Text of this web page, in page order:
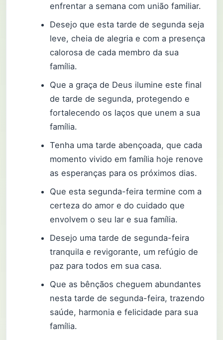
enfrentar a semana com união familiar.
Desejo que esta tarde de segunda seja
leve, cheia de alegria e com a presença
calorosa de cada membro da sua
família.
Que a graça de Deus ilumine este final
de tarde de segunda, protegendo e
fortalecendo os laços que unem a sua
família.
Tenha uma tarde abençoada, que cada
momento vivido em família hoje renove
as esperanças para os próximos dias.
Que esta segunda-feira termine com a
certeza do amor e do cuidado que
envolvem o seu lar e sua família.
Desejo uma tarde de segunda-feira
tranquila e revigorante, um refúgio de
paz para todos em sua casa.
Que as bênçãos cheguem abundantes
nesta tarde de segunda-feira, trazendo
saúde, harmonia e felicidade para sua
família.